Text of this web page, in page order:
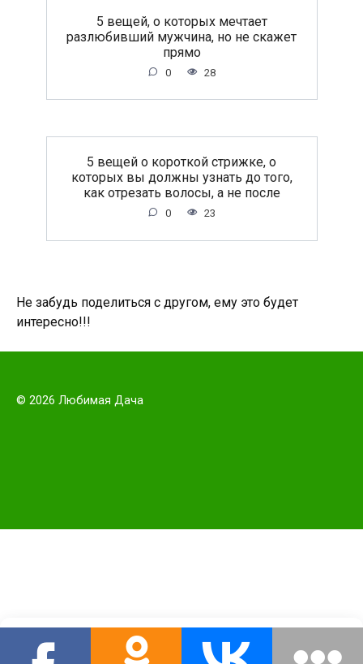
5 вещей, о которых мечтает
разлюбивший мужчина, но не скажет
прямо
0 28
5 вещей о короткой стрижке, о
которых вы должны узнать до того,
как отрезать волосы, а не после
0 23
Не забудь поделиться с другом, ему это будет
интересно!!!
© 2026 Любимая Дача
Этот сайт использует cookie для хранения данных. Продолжая
использовать сайт, Вы даете свое согласие на работу с этими